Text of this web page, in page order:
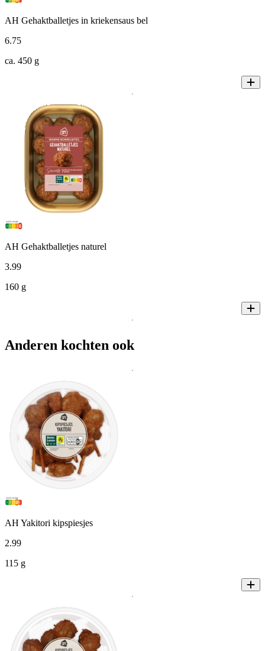
AH Gehaktballetjes in kriekensaus bel
6.75
ca. 450 g
AH Gehaktballetjes naturel
3.99
160 g
Anderen kochten ook
AH Yakitori kipspiesjes
2.99
115 g